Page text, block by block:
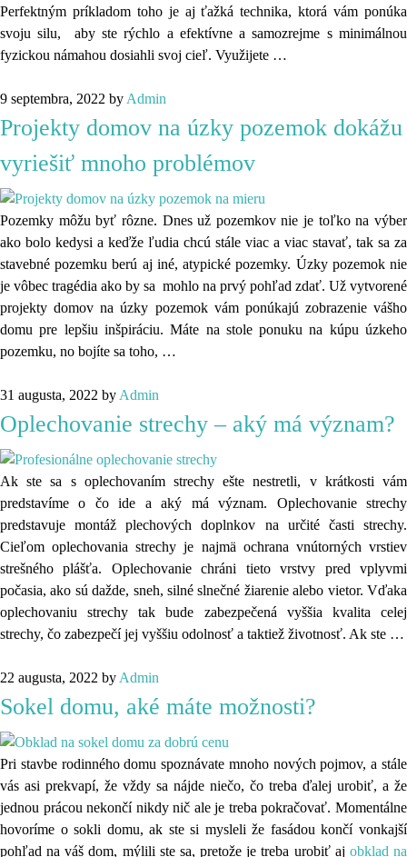
Perfektným príkladom toho je aj ťažká technika, ktorá vám ponúka
svoju silu, aby ste rýchlo a efektívne a samozrejme s minimálnou
fyzickou námahou dosiahli svoj cieľ. Využijete …
9 septembra, 2022 by Admin
Projekty domov na úzky pozemok dokážu
vyriešiť mnoho problémov
Pozemky môžu byť rôzne. Dnes už pozemkov nie je toľko na výber
ako bolo kedysi a keďže ľudia chcú stále viac a viac stavať, tak sa za
stavebné pozemku berú aj iné, atypické pozemky. Úzky pozemok nie
je vôbec tragédia ako by sa mohlo na prvý pohľad zdať. Už vytvorené
projekty domov na úzky pozemok vám ponúkajú zobrazenie vášho
domu pre lepšiu inšpiráciu. Máte na stole ponuku na kúpu úzkeho
pozemku, no bojíte sa toho, …
31 augusta, 2022 by Admin
Oplechovanie strechy – aký má význam?
Ak ste sa s oplechovaním strechy ešte nestretli, v krátkosti vám
predstavíme o čo ide a aký má význam. Oplechovanie strechy
predstavuje montáž plechových doplnkov na určité časti strechy.
Cieľom oplechovania strechy je najmä ochrana vnútorných vrstiev
strešného plášťa. Oplechovanie chráni tieto vrstvy pred vplyvmi
počasia, ako sú dažde, sneh, silné slnečné žiarenie alebo vietor. Vďaka
oplechovaniu strechy tak bude zabezpečená vyššia kvalita celej
strechy, čo zabezpečí jej vyššiu odolnosť a taktiež životnosť. Ak ste …
22 augusta, 2022 by Admin
Sokel domu, aké máte možnosti?
Pri stavbe rodinného domu spoznávate mnoho nových pojmov, a stále
vás asi prekvapí, že vždy sa nájde niečo, čo treba ďalej urobiť, a že
jednou prácou nekončí nikdy nič ale je treba pokračovať. Momentálne
hovoríme o sokli domu, ak ste si mysleli že fasádou končí vonkajší
pohľad na váš dom, mýlili ste sa, pretože je treba urobiť aj obklad na